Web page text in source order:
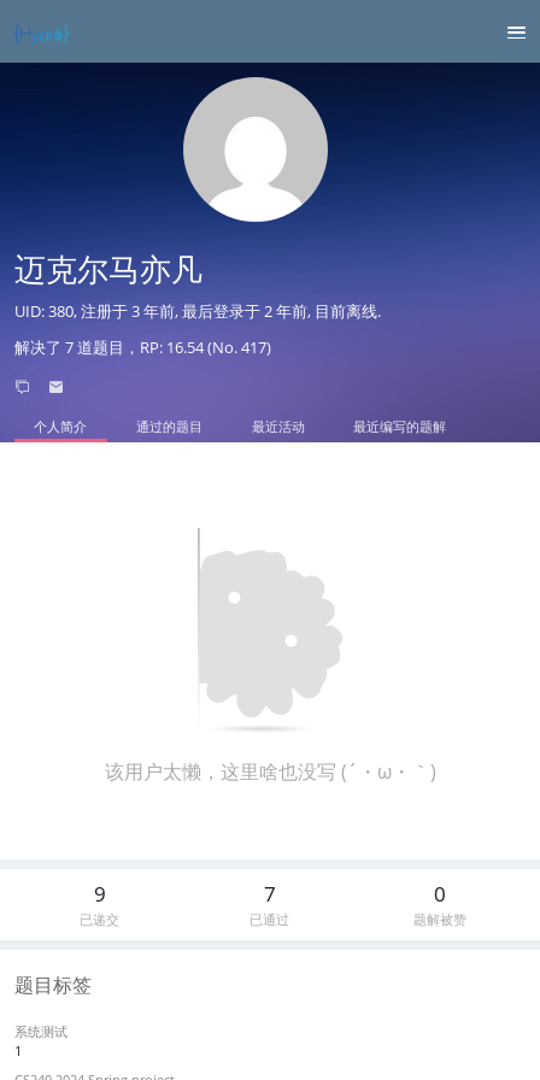
迈克尔马亦凡
UID: 380, 注册于3 年前, 最后登录于2 年前, 目前离线.
解决了 7 道题目，RP: 16.54 (No. 417)
个人简介 通过的题目 最近活动 最近编写的题解
该用户太懒，这里啥也没写 (´・ω・｀)
9
已递交
7
已通过
0
题解被赞
题目标签
系统测试
1